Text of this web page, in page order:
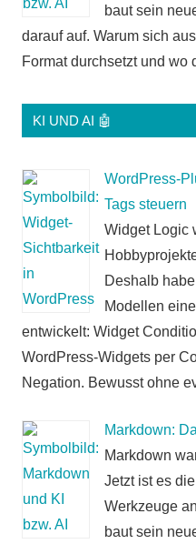
baut sein
darauf auf. Warum sich
Format durchsetzt und wo
KI UND AI 🤖
WordPress-
Tags steuern
Widget Logic
Deshalb
Modellen
entwickelt: Widget
WordPress-Widgets per
Negation. Bewusst ohne
Markdown:
Markdown
Jetzt ist es
Werkzeuge
baut sein